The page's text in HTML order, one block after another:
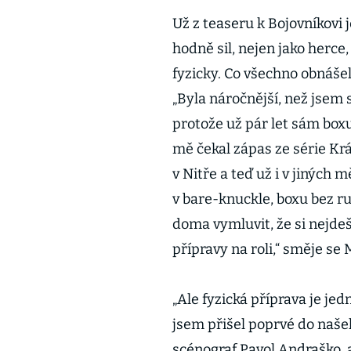
Už z teaseru k Bojovníkovi
hodně sil, nejen jako
fyzicky. Co všechno
„Byla náročnější, než
protože už pár let sám
mě čekal zápas ze série
v Nitře a teď už i v jiných
v bare-knuckle, boxu bez
doma vymluvit, že si
přípravy na roli,“ směje se
„Ale fyzická příprava je
jsem přišel poprvé do